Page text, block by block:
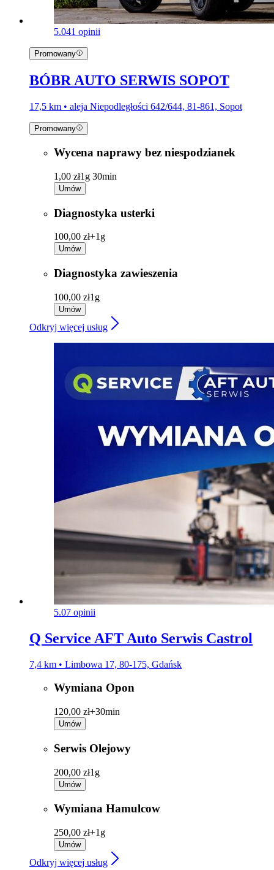
5.041 opinii
Promowany
BÓBR AUTO SERWIS SOPOT
17,5 km • aleja Niepodległości 642/644, 81-861, Sopot
Promowany
Wycena naprawy bez niespodzianek
1,00 zł1g 30min
Umów
Diagnostyka usterki
100,00 zł+1g
Umów
Diagnostyka zawieszenia
100,00 zł1g
Umów
Odkryj więcej usług
5.07 opinii
Q Service AFT Auto Serwis Castrol
7,4 km • Limbowa 17, 80-175, Gdańsk
Wymiana Opon
120,00 zł+30min
Umów
Serwis Olejowy
200,00 zł1g
Umów
Wymiana Hamulcow
250,00 zł+1g
Umów
Odkryj więcej usług